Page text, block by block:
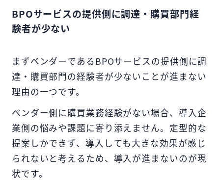
BPOサービスの提供側に調達・購買部門経
験者が少ない
まずベンダーであるBPOサービスの提供側に調
達・購買部門の経験者が少ないことが進まない
理由の一つです。
ベンダー側に購買業務経験がない場合、導入企
業側の悩みや課題に寄り添えません。定型的な
提案しかできず、導入しても大きな効果が感じ
られないと考えるため、導入が進まないのが現
状です。